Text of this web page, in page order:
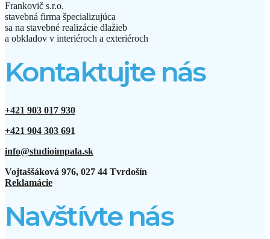
Frankovič s.r.o.
stavebná firma špecializujúca
sa na stavebné realizácie dlažieb
a obkladov v interiéroch a exteriéroch
Kontaktujte nás
+421 903 017 930
+421 904 303 691
info@studioimpala.sk
Vojtaššáková 976, 027 44 Tvrdošín
Reklamácie
Navštívte nás